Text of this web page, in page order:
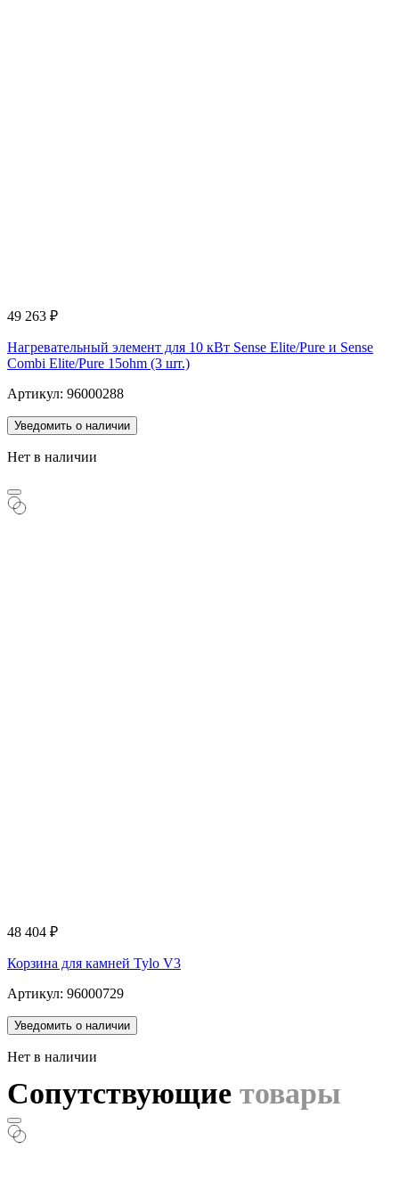
49 263 ₽
Нагревательный элемент для 10 кВт Sense Elite/Pure и Sense
Combi Elite/Pure 15ohm (3 шт.)
Артикул: 96000288
Уведомить о наличии
Нет в наличии
48 404 ₽
Корзина для камней Tylo V3
Артикул: 96000729
Уведомить о наличии
Нет в наличии
Сопутствующие товары